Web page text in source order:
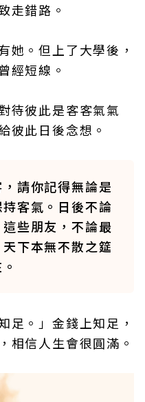
走錯路。
她。但上了大學後，
經短線。
待彼此是客客氣氣
彼此日後念想。
請你記得無論是
客氣。日後不論
些朋友，不論最
下本無不散之筵
足。」金錢上知足，
相信人生會很圓滿。